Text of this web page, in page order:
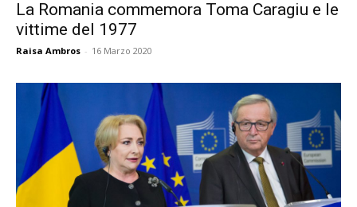
La Romania commemora Toma Caragiu e le
vittime del 1977
Raisa Ambros - 16 Marzo 2020